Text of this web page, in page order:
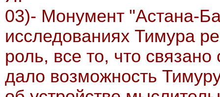
03)- Монумент "Астана-
исследованиях Тимура
роль, все то, что
дало возможность